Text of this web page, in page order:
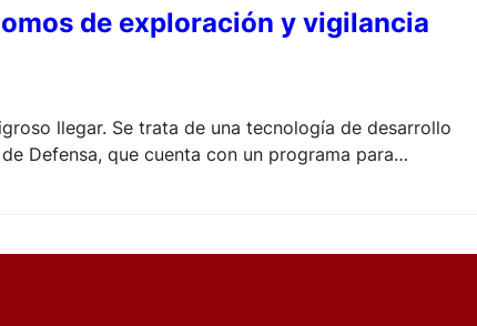
de exploración y vigilancia
llegar. Se trata de una tecnología de desarrollo
Defensa, que cuenta con un programa para